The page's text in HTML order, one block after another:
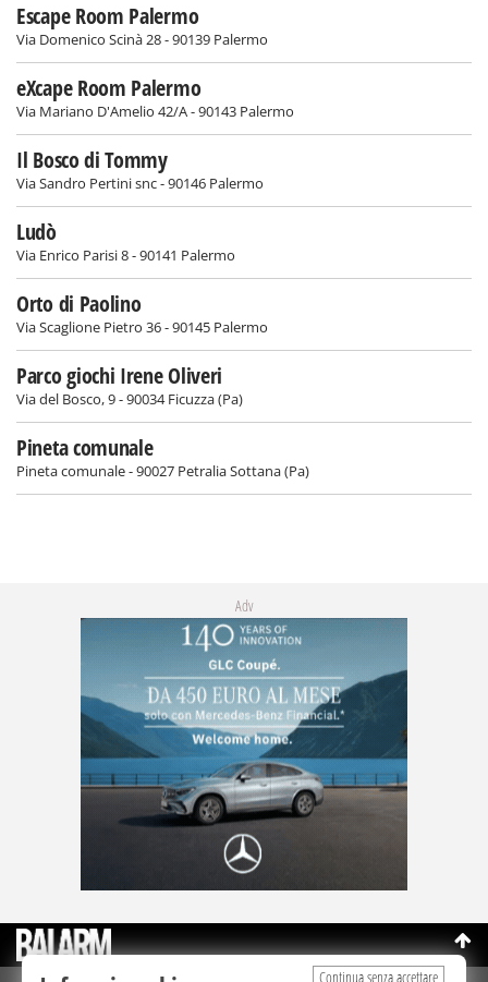
Escape Room Palermo
Via Domenico Scinà 28 - 90139 Palermo
eXcape Room Palermo
Via Mariano D'Amelio 42/A - 90143 Palermo
Il Bosco di Tommy
Via Sandro Pertini snc - 90146 Palermo
Ludò
Via Enrico Parisi 8 - 90141 Palermo
Orto di Paolino
Via Scaglione Pietro 36 - 90145 Palermo
Parco giochi Irene Oliveri
Via del Bosco, 9 - 90034 Ficuzza (Pa)
Pineta comunale
Pineta comunale - 90027 Petralia Sottana (Pa)
Adv
Continua senza accettare